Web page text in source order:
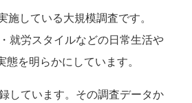
している大規模調査です。
就労スタイルなどの日常生活や
を明らかにしています。
しています。その調査データか